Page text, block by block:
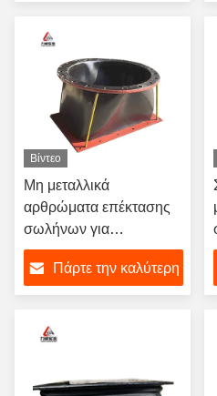
χημικές και διαβρωτικές
συνθήκες
Βίντεο
Μη μεταλλικά
αρθρώματα επέκτασης
σωλήνων για
περιβάλλοντα υψηλής
έντασης και υψηλής
δόνησης
Πάρτε την καλύτερη